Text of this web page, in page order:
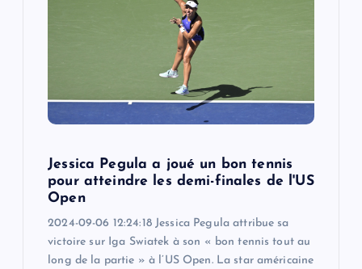
Jessica Pegula a joué un bon tennis
pour atteindre les demi-finales de l'US
Open
2024-09-06 12:24:18 Jessica Pegula attribue sa
victoire sur Iga Swiatek à son « bon tennis tout au
long de la partie » à l’US Open. La star américaine